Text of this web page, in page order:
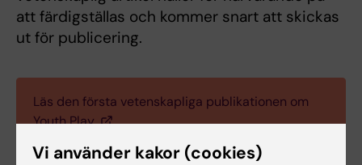
att färdigställas och kommer snart att skickas
ut för publicering.
Läs den första vetenskapliga publikationen om
Youth Play.
Vi använder kakor (cookies)